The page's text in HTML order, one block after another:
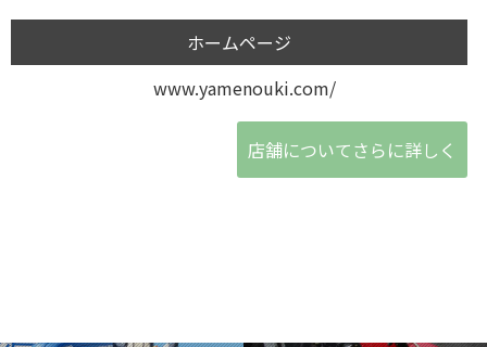
ホームページ
www.yamenouki.com/
店舗についてさらに詳しく